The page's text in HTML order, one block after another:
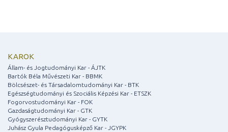
KAROK
Állam- és Jogtudományi Kar - ÁJTK
Bartók Béla Művészeti Kar - BBMK
Bölcsészet- és Társadalomtudományi Kar - BTK
Egészségtudományi és Szociális Képzési Kar - ETSZK
Fogorvostudományi Kar - FOK
Gazdaságtudományi Kar - GTK
Gyógyszerésztudományi Kar - GYTK
Juhász Gyula Pedagógusképző Kar - JGYPK